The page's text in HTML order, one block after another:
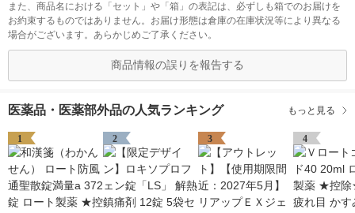
また、商品名における「セット」や「箱」の表記は、必ずしも箱でのお届けを
お約束するものではありません。お届け形態は倉庫の在庫状況等により異なる
場合がございます。あらかじめご了承ください。
商品情報の誤りを報告する
医薬品・医薬部外品の人気ランキング もっと見る
1 2 3 4